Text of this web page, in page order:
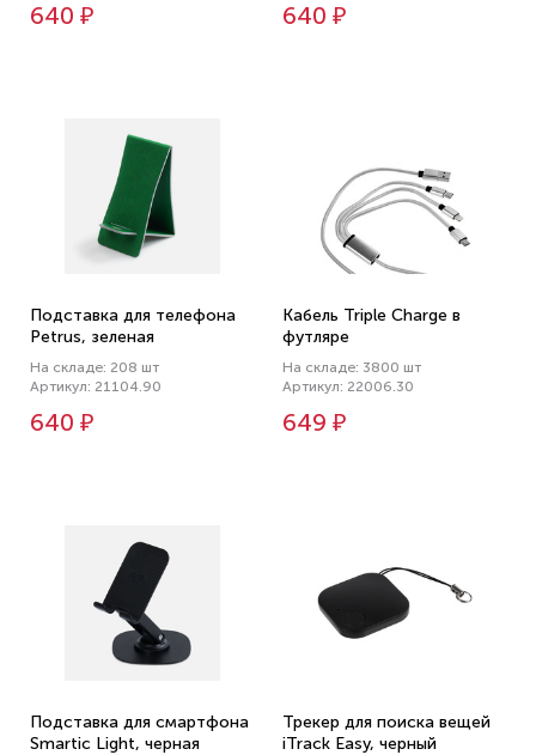
640 ₽ 640 ₽
Подставка для телефона
Petrus, зеленая
На складе: 208 шт
Артикул: 21104.90
640 ₽
Кабель Triple Charge в
футляре
На складе: 3800 шт
Артикул: 22006.30
649 ₽
Подставка для смартфона
Smartic Light, черная
Трекер для поиска вещей
iTrack Easy, черный